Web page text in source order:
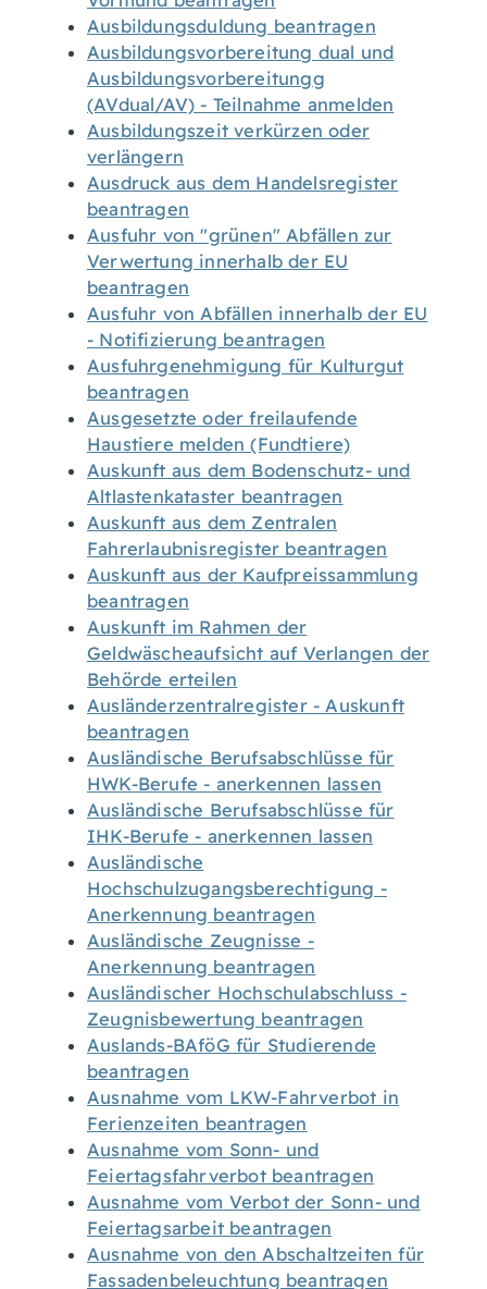
Ausbildungsduldung beantragen
Ausbildungsvorbereitung dual und
Ausbildungsvorbereitungg
(AVdual/AV) - Teilnahme anmelden
Ausbildungszeit verkürzen oder
verlängern
Ausdruck aus dem Handelsregister
beantragen
Ausfuhr von "grünen" Abfällen zur
Verwertung innerhalb der EU
beantragen
Ausfuhr von Abfällen innerhalb der EU
- Notifizierung beantragen
Ausfuhrgenehmigung für Kulturgut
beantragen
Ausgesetzte oder freilaufende
Haustiere melden (Fundtiere)
Auskunft aus dem Bodenschutz- und
Altlastenkataster beantragen
Auskunft aus dem Zentralen
Fahrerlaubnisregister beantragen
Auskunft aus der Kaufpreissammlung
beantragen
Auskunft im Rahmen der
Geldwäscheaufsicht auf Verlangen der
Behörde erteilen
Ausländerzentralregister - Auskunft
beantragen
Ausländische Berufsabschlüsse für
HWK-Berufe - anerkennen lassen
Ausländische Berufsabschlüsse für
IHK-Berufe - anerkennen lassen
Ausländische
Hochschulzugangsberechtigung -
Anerkennung beantragen
Ausländische Zeugnisse -
Anerkennung beantragen
Ausländischer Hochschulabschluss -
Zeugnisbewertung beantragen
Auslands-BAföG für Studierende
beantragen
Ausnahme vom LKW-Fahrverbot in
Ferienzeiten beantragen
Ausnahme vom Sonn- und
Feiertagsfahrverbot beantragen
Ausnahme vom Verbot der Sonn- und
Feiertagsarbeit beantragen
Ausnahme von den Abschaltzeiten für
Fassadenbeleuchtung beantragen